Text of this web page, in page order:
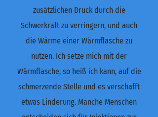
zusätzlichen Druck durch die
Schwerkraft zu verringern, und auch
die Wärme einer Wärmflasche zu
nutzen. Ich setze mich mit der
Wärmflasche, so heiß ich kann, auf die
schmerzende Stelle und es verschafft
etwas Linderung. Manche Menschen